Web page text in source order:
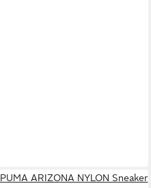
PUMA ARIZONA NYLON Sneaker